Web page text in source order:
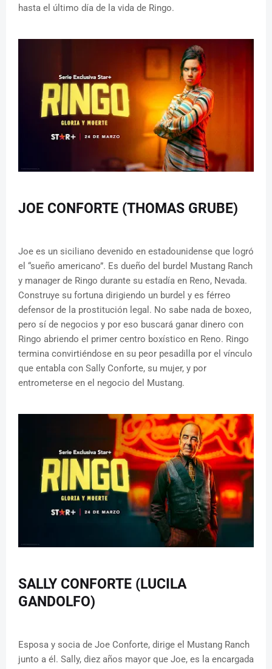
hasta el último día de la vida de Ringo.
JOE CONFORTE (THOMAS GRUBE)
Joe es un siciliano devenido en estadounidense que logró
el “sueño americano”. Es dueño del burdel Mustang Ranch
y manager de Ringo durante su estadía en Reno, Nevada.
Construye su fortuna dirigiendo un burdel y es férreo
defensor de la prostitución legal. No sabe nada de boxeo,
pero sí de negocios y por eso buscará ganar dinero con
Ringo abriendo el primer centro boxístico en Reno. Ringo
termina convirtiéndose en su peor pesadilla por el vínculo
que entabla con Sally Conforte, su mujer, y por
entrometerse en el negocio del Mustang.
SALLY CONFORTE (LUCILA
GANDOLFO)
Esposa y socia de Joe Conforte, dirige el Mustang Ranch
junto a él. Sally, diez años mayor que Joe, es la encargada